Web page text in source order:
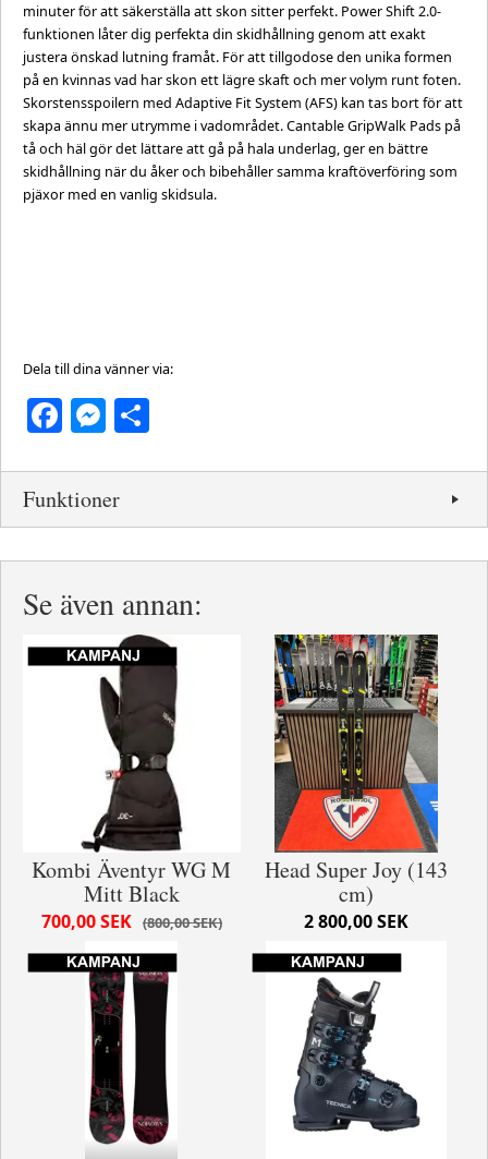
minuter för att säkerställa att skon sitter perfekt. Power Shift 2.0-
funktionen låter dig perfekta din skidhållning genom att exakt
justera önskad lutning framåt. För att tillgodose den unika formen
på en kvinnas vad har skon ett lägre skaft och mer volym runt foten.
Skorstensspoilern med Adaptive Fit System (AFS) kan tas bort för att
skapa ännu mer utrymme i vadområdet. Cantable GripWalk Pads på
tå och häl gör det lättare att gå på hala underlag, ger en bättre
skidhållning när du åker och bibehåller samma kraftöverföring som
pjäxor med en vanlig skidsula.
Dela till dina vänner via:
Facebook
Messenger
Funktioner
Se även annan:
Kombi Äventyr WG M
Mitt Black
800,00 SEK
700,00 SEK
Head Super Joy (143
cm)
2 800,00 SEK